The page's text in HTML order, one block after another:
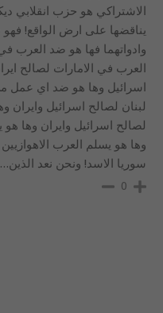
الاشتراكي هو حزب انقلابي
يناقضها على ارض الواقع!
وادواتهما فها هو ضد العرب
العرب في الامارات لصالح
اسرائيل وها هو ضد اي عمل
لبنان لصالح اسرائيل وايران
لصالح اسرائيل وايران وها هو
وها هو يسلم العرب
سوريا الاسد! ونحن نعد الذين…
0